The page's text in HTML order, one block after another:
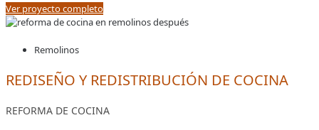
Ver proyecto completo
Remolinos
REDISEÑO Y REDISTRIBUCIÓN DE COCINA
REFORMA DE COCINA